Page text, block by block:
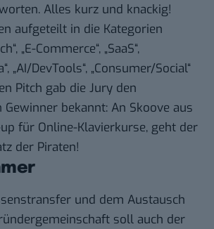
Alles kurz und knackig!
aufgeteilt in die Kategorien
„E-Commerce“, „SaaS“,
„AI/DevTools“, „Consumer/Social“
Pitch gab die Jury den
bekannt: An Skoove aus
für Online-Klavierkurse, geht der
der Piraten!
und dem Austausch
soll auch der